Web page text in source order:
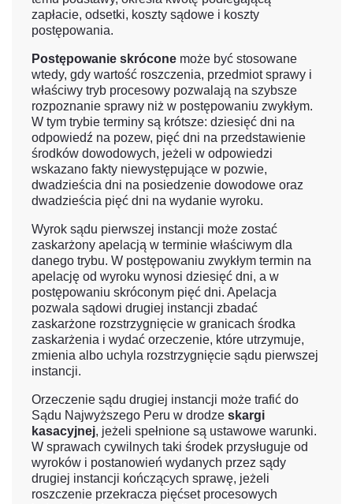
zapłacie, odsetki, koszty sądowe i koszty
postępowania.
Postępowanie skrócone może być stosowane
wtedy, gdy wartość roszczenia, przedmiot sprawy i
właściwy tryb procesowy pozwalają na szybsze
rozpoznanie sprawy niż w postępowaniu zwykłym.
W tym trybie terminy są krótsze: dziesięć dni na
odpowiedź na pozew, pięć dni na przedstawienie
środków dowodowych, jeżeli w odpowiedzi
wskazano fakty niewystępujące w pozwie,
dwadzieścia dni na posiedzenie dowodowe oraz
dwadzieścia pięć dni na wydanie wyroku.
Wyrok sądu pierwszej instancji może zostać
zaskarżony apelacją w terminie właściwym dla
danego trybu. W postępowaniu zwykłym termin na
apelację od wyroku wynosi dziesięć dni, a w
postępowaniu skróconym pięć dni. Apelacja
pozwala sądowi drugiej instancji zbadać
zaskarżone rozstrzygnięcie w granicach środka
zaskarżenia i wydać orzeczenie, które utrzymuje,
zmienia albo uchyla rozstrzygnięcie sądu pierwszej
instancji.
Orzeczenie sądu drugiej instancji może trafić do
Sądu Najwyższego Peru w drodze skargi
kasacyjnej, jeżeli spełnione są ustawowe warunki.
W sprawach cywilnych taki środek przysługuje od
wyroków i postanowień wydanych przez sądy
drugiej instancji kończących sprawę, jeżeli
roszczenie przekracza pięćset procesowych